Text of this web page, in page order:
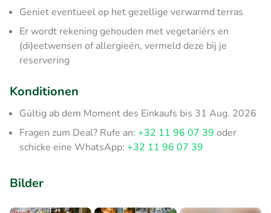
Geniet eventueel op het gezellige verwarmd terras
Er wordt rekening gehouden met vegetariërs en
(di)eetwensen of allergieën, vermeld deze bij je
reservering
Konditionen
Gültig ab dem Moment des Einkaufs bis 31 Aug. 2026
Fragen zum Deal? Rufe an: +32 11 96 07 39 oder
schicke eine WhatsApp: +32 11 96 07 39
Bilder